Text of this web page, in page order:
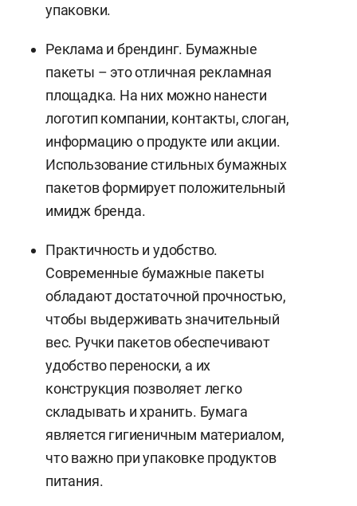
упаковки.
Реклама и брендинг. Бумажные
пакеты – это отличная рекламная
площадка. На них можно нанести
логотип компании, контакты, слоган,
информацию о продукте или акции.
Использование стильных бумажных
пакетов формирует положительный
имидж бренда.
Практичность и удобство.
Современные бумажные пакеты
обладают достаточной прочностью,
чтобы выдерживать значительный
вес. Ручки пакетов обеспечивают
удобство переноски, а их
конструкция позволяет легко
складывать и хранить. Бумага
является гигиеничным материалом,
что важно при упаковке продуктов
питания.